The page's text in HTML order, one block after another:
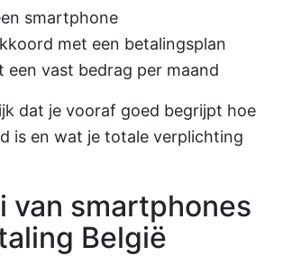
smartphone
met een betalingsplan
een vast bedrag per maand
dat je vooraf goed begrijpt hoe
is en wat je totale verplichting
van smartphones
België